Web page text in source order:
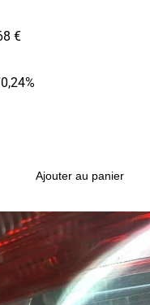
€
Ajouter au panier